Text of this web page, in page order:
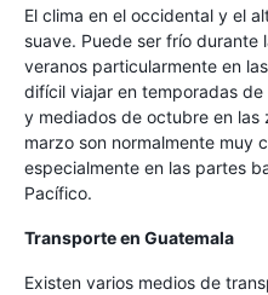
El clima en el occidental y el
suave. Puede ser frío durante
veranos particularmente en
difícil viajar en temporadas
y mediados de octubre en las
marzo son normalmente muy
especialmente en las partes
Pacífico.
Transporte en Guatemala
Existen varios medios de